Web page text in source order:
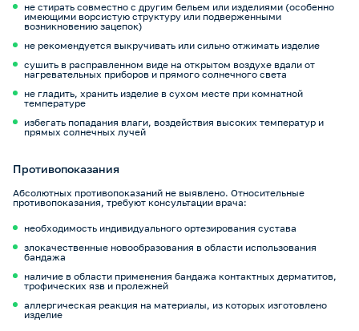
не стирать совместно с другим бельем или изделиями (особенно
имеющими ворсистую структуру или подверженными
возникновению зацепок)
не рекомендуется выкручивать или сильно отжимать изделие
сушить в расправленном виде на открытом воздухе вдали от
нагревательных приборов и прямого солнечного света
не гладить, хранить изделие в сухом месте при комнатной
температуре
избегать попадания влаги, воздействия высоких температур и
прямых солнечных лучей
Противопоказания
Абсолютных противопоказаний не выявлено. Относительные
противопоказания, требуют консультации врача:
необходимость индивидуального ортезирования сустава
злокачественные новообразования в области использования
бандажа
наличие в области применения бандажа контактных дерматитов,
трофических язв и пролежней
аллергическая реакция на материалы, из которых изготовлено
изделие